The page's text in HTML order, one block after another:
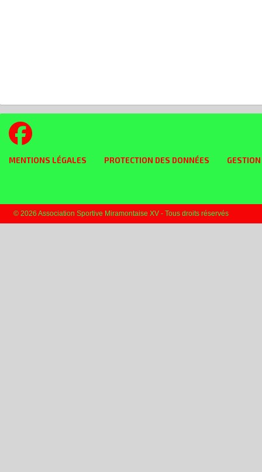
MENTIONS LÉGALES PROTECTION DES DONNÉES
© 2026 Association Sportive Miramontaise XV - Tous droits réservés